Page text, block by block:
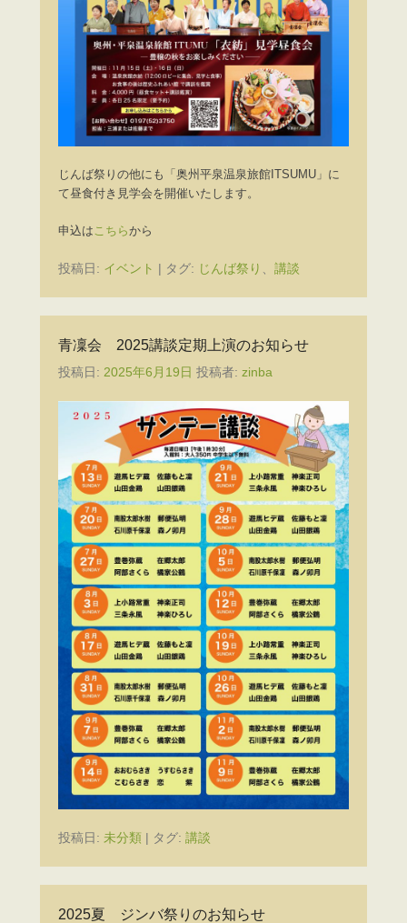
じんば祭りの他にも「奥州平泉温泉旅館ITSUMU」に
て昼食付き見学会を開催いたします。
申込は こちらから
投稿日: イベント | タグ: じんば祭り 講談
青凜会 2025講談定期上演のお知らせ
投稿日: 2025年6月19日 投稿者: zinba
投稿日: 未分類 | タグ: 講談
2025夏 ジンバ祭りのお知らせ